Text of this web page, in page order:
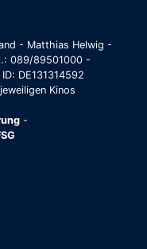
- Matthias Helwig -
089/89501000 -
DE131314592
Kinos
-